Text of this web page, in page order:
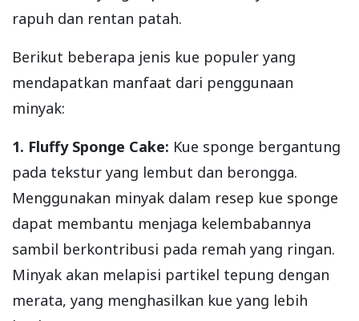
rapuh dan rentan patah.
Berikut beberapa jenis kue populer yang
mendapatkan manfaat dari penggunaan
minyak:
1. Fluffy Sponge Cake: Kue sponge bergantung
pada tekstur yang lembut dan berongga.
Menggunakan minyak dalam resep kue sponge
dapat membantu menjaga kelembabannya
sambil berkontribusi pada remah yang ringan.
Minyak akan melapisi partikel tepung dengan
merata, yang menghasilkan kue yang lebih